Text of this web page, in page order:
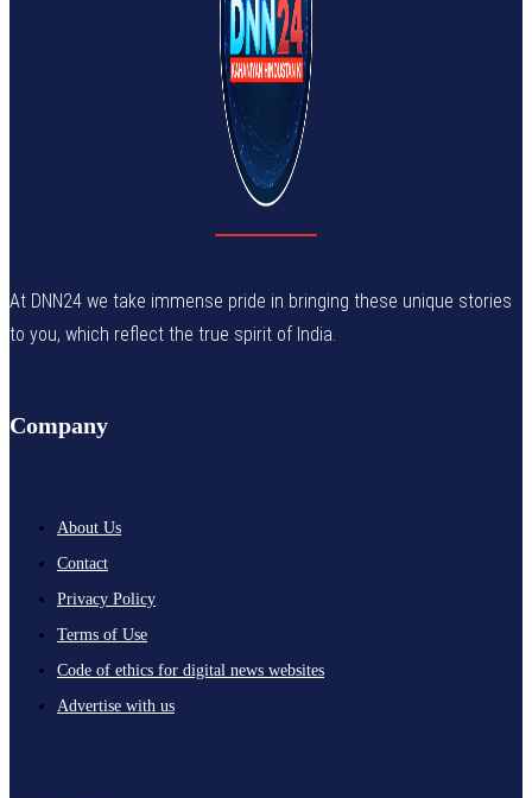
At DNN24 we take immense pride in bringing these unique stories
to you, which reflect the true spirit of India.
Company
About Us
Contact
Privacy Policy
Terms of Use
Code of ethics for digital news websites
Advertise with us